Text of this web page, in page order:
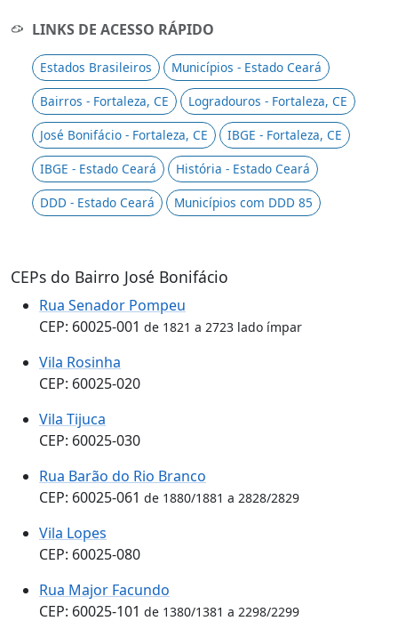
LINKS DE ACESSO RÁPIDO
Estados Brasileiros
Municípios - Estado Ceará
Bairros - Fortaleza, CE
Logradouros - Fortaleza, CE
José Bonifácio - Fortaleza, CE
IBGE - Fortaleza, CE
IBGE - Estado Ceará
História - Estado Ceará
DDD - Estado Ceará
Municípios com DDD 85
CEPs do Bairro José Bonifácio
Rua Senador Pompeu
CEP: 60025-001 de 1821 a 2723 lado ímpar
Vila Rosinha
CEP: 60025-020
Vila Tijuca
CEP: 60025-030
Rua Barão do Rio Branco
CEP: 60025-061 de 1880/1881 a 2828/2829
Vila Lopes
CEP: 60025-080
Rua Major Facundo
CEP: 60025-101 de 1380/1381 a 2298/2299